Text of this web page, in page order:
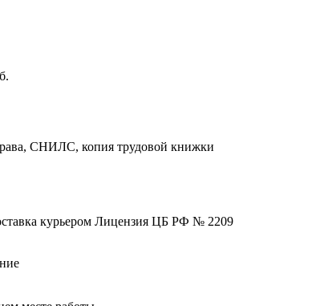
СНИЛС, копия трудовой книжки
курьером Лицензия ЦБ РФ № 2209